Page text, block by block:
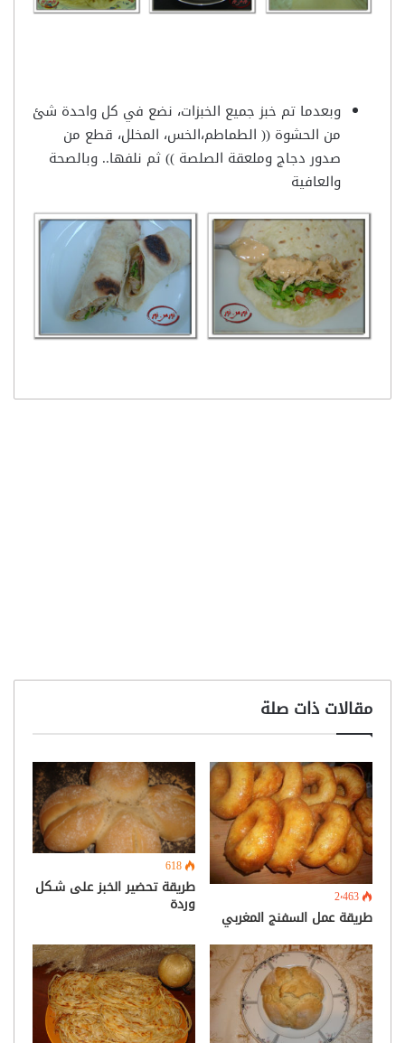
وبعدما تم خبز جميع الخبزات، نضع في كل واحدة شئ
من الحشوة (( الطماطم،الخس، المخلل، قطع من
صدور دجاج وملعقة الصلصة )) ثم نلفها.. وبالصحة
والعافية
مقالات ذات صلة
2٬463
طريقة عمل السفنج المغربي
618
طريقة تحضير الخبز على شـكل
وردة